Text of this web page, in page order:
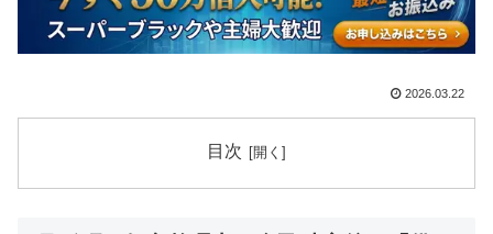
2026.03.22
目次